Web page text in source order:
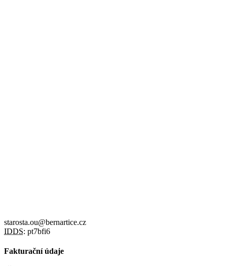
starosta.ou@bernartice.cz
IDDS: pt7bfi6
Fakturační údaje